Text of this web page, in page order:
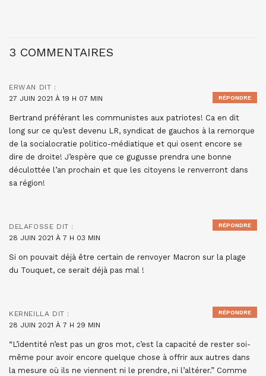
3 COMMENTAIRES
ERWAN DIT :
27 JUIN 2021 À 19 H 07 MIN
Bertrand préférant les communistes aux patriotes! Ca en dit
long sur ce qu’est devenu LR, syndicat de gauchos à la remorque
de la socialocratie politico-médiatique et qui osent encore se
dire de droite! J’espère que ce gugusse prendra une bonne
déculottée l’an prochain et que les citoyens le renverront dans
sa région!
RÉPONDRE
DELAFOSSE DIT :
28 JUIN 2021 À 7 H 03 MIN
Si on pouvait déjà être certain de renvoyer Macron sur la plage
du Touquet, ce serait déjà pas mal !
RÉPONDRE
KERNEILLA DIT :
28 JUIN 2021 À 7 H 29 MIN
“L’identité n’est pas un gros mot, c’est la capacité de rester soi-
même pour avoir encore quelque chose à offrir aux autres dans
la mesure où ils ne viennent ni le prendre, ni l’altérer.” Comme
RÉPONDRE